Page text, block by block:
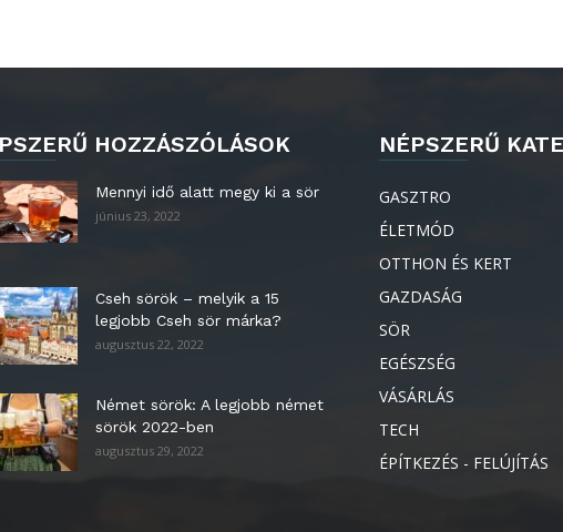
HOZZÁSZÓLÁSOK
Mennyi idő alatt megy ki a sör
június 23, 2022
Cseh sörök – melyik a 15
legjobb Cseh sör márka?
augusztus 22, 2022
Német sörök: A legjobb német
sörök 2022-ben
augusztus 29, 2022
NÉPSZERŰ
GASZTRO
ÉLETMÓD
OTTHON ÉS KERT
GAZDASÁG
SÖR
EGÉSZSÉG
VÁSÁRLÁS
TECH
ÉPÍTKEZÉS - FELÚJÍTÁS